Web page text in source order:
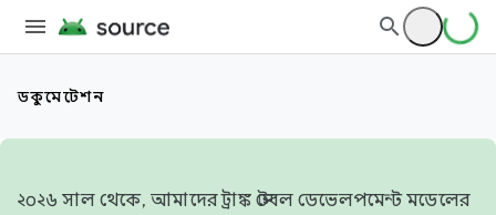
ডকুমেন্টেশন
২০২৬ সাল থেকে, আমাদের ট্রাঙ্ক স্টেবল ডেভেলপমেন্ট মডেলের